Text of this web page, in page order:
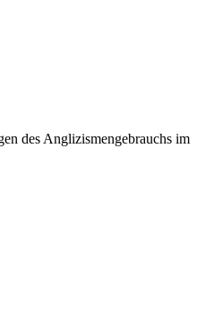
des Anglizismengebrauchs im